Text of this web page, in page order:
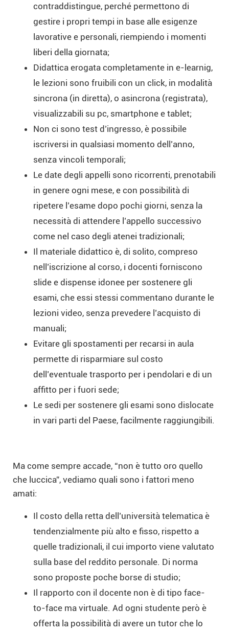
contraddistingue, perché permettono di
gestire i propri tempi in base alle esigenze
lavorative e personali, riempiendo i momenti
liberi della giornata;
Didattica erogata completamente in e-learnig,
le lezioni sono fruibili con un click, in modalità
sincrona (in diretta), o asincrona (registrata),
visualizzabili su pc, smartphone e tablet;
Non ci sono test d’ingresso, è possibile
iscriversi in qualsiasi momento dell’anno,
senza vincoli temporali;
Le date degli appelli sono ricorrenti, prenotabili
in genere ogni mese, e con possibilità di
ripetere l’esame dopo pochi giorni, senza la
necessità di attendere l’appello successivo
come nel caso degli atenei tradizionali;
Il materiale didattico è, di solito, compreso
nell’iscrizione al corso, i docenti forniscono
slide e dispense idonee per sostenere gli
esami, che essi stessi commentano durante le
lezioni video, senza prevedere l’acquisto di
manuali;
Evitare gli spostamenti per recarsi in aula
permette di risparmiare sul costo
dell’eventuale trasporto per i pendolari e di un
affitto per i fuori sede;
Le sedi per sostenere gli esami sono dislocate
in vari parti del Paese, facilmente raggiungibili.
Ma come sempre accade, “non è tutto oro quello
che luccica”, vediamo quali sono i fattori meno
amati:
Il costo della retta dell’università telematica è
tendenzialmente più alto e fisso, rispetto a
quelle tradizionali, il cui importo viene valutato
sulla base del reddito personale. Di norma
sono proposte poche borse di studio;
Il rapporto con il docente non è di tipo face-
to-face ma virtuale. Ad ogni studente però è
offerta la possibilità di avere un tutor che lo